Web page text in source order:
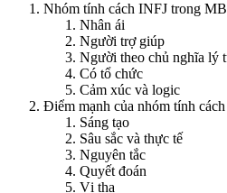
Nhóm tính cách INFJ trong
Nhân ái
Người trợ giúp
Người theo chủ nghĩa lý
Có tổ chức
Cảm xúc và logic
Điểm mạnh của nhóm tính
Sáng tạo
Sâu sắc và thực tế
Nguyên tắc
Quyết đoán
Vị tha